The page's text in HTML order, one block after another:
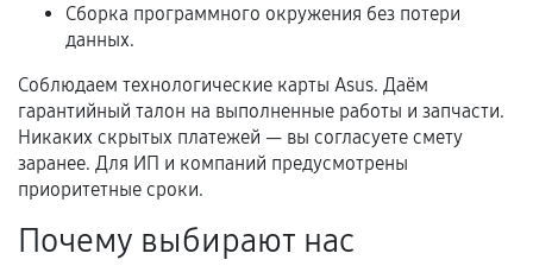
Когда гарантия не действует
механические повреждения, попадание влаги,
перегрев, коррозия.
Самостоятельный ремонт или вмешательство
третьих лиц.
Естественный износ деталей, если иное не
предусмотрено отдельно.
Сборка программного окружения без потери
данных.
Соблюдаем технологические карты Asus. Даём
гарантийный талон на выполненные работы и запчасти.
Никаких скрытых платежей — вы согласуете смету
заранее. Для ИП и компаний предусмотрены
приоритетные сроки.
Почему выбирают нас